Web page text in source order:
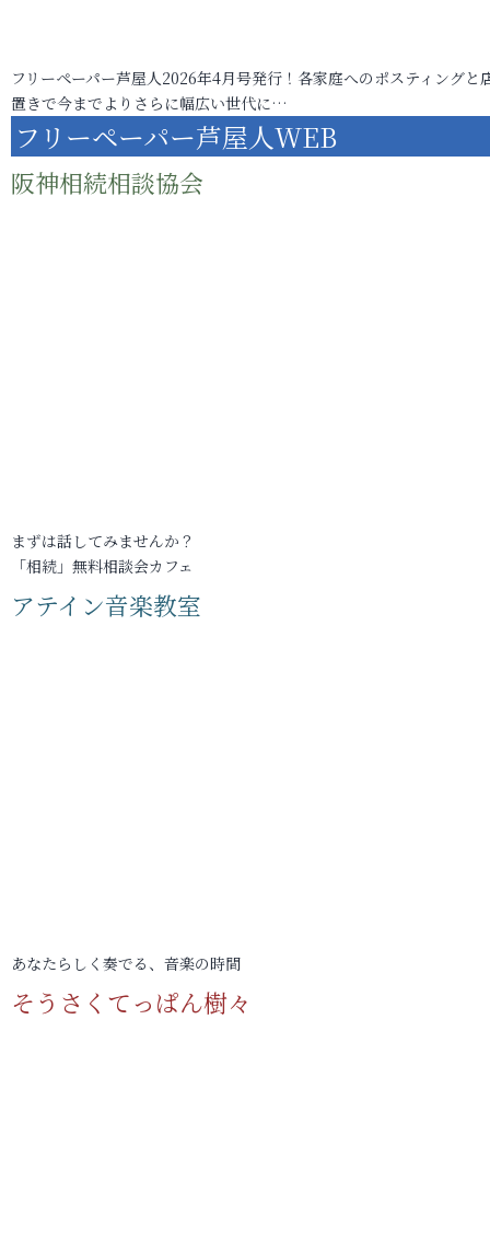
フリーペーパー芦屋人2026年4月号発行！各家庭へのポスティングと
置きで今までよりさらに幅広い世代に…
フリーペーパー芦屋人WEB
阪神相続相談協会
まずは話してみませんか？
「相続」無料相談会カフェ
アテイン音楽教室
あなたらしく奏でる、音楽の時間
そうさくてっぱん樹々